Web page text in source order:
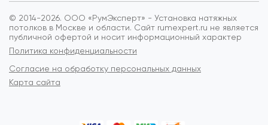
© 2014-2026. ООО «РумЭксперт» - Установка натяжных
потолков в Москве и области. Сайт rumexpert.ru не является
публичной офертой и носит информационный характер
Политика конфиденциальности
Согласие на обработку персональных данных
Карта сайта